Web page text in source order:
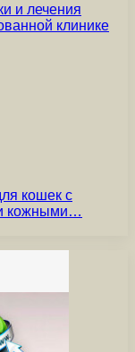
и лечения
клинике
кошек с
кожными…